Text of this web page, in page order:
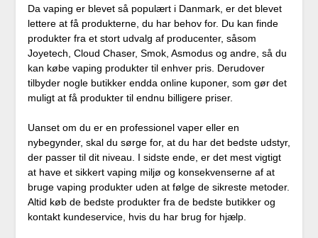
Da vaping er blevet så populært i Danmark, er det blevet
lettere at få produkterne, du har behov for. Du kan finde
produkter fra et stort udvalg af producenter, såsom
Joyetech, Cloud Chaser, Smok, Asmodus og andre, så du
kan købe vaping produkter til enhver pris. Derudover
tilbyder nogle butikker endda online kuponer, som gør det
muligt at få produkter til endnu billigere priser.
Uanset om du er en professionel vaper eller en
nybegynder, skal du sørge for, at du har det bedste udstyr,
der passer til dit niveau. I sidste ende, er det mest vigtigt
at have et sikkert vaping miljø og konsekvenserne af at
bruge vaping produkter uden at følge de sikreste metoder.
Altid køb de bedste produkter fra de bedste butikker og
kontakt kundeservice, hvis du har brug for hjælp.